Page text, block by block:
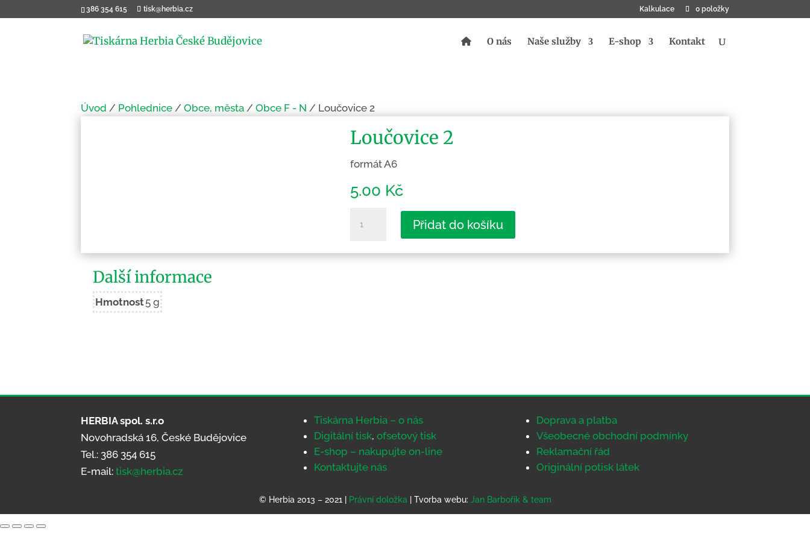
386 354 615 tisk@herbia.cz Kalkulace 0 položky
O nás Naše služby E-shop Kontakt
Úvod / Pohlednice /Obce, města /Obce F - N / Loučovice 2
Loučovice 2
formát A6
5.00 Kč
Přidat do košíku
Další informace
Hmotnost5 g
HERBIA spol. s.r.o
Novohradská 16, České Budějovice
Tel.: 386 354 615
E-mail:tisk@herbia.cz
Tiskárna Herbia – o nás
Digitální tisk, ofsetový tisk
E-shop – nakupujte on-line
Kontaktujte nás
Doprava a platba
Všeobecné obchodní podmínky
Reklamační řád
Originální potisk látek
© Herbia 2013 – 2021 | Právní doložka | Tvorba webu: Jan Barbořík & team